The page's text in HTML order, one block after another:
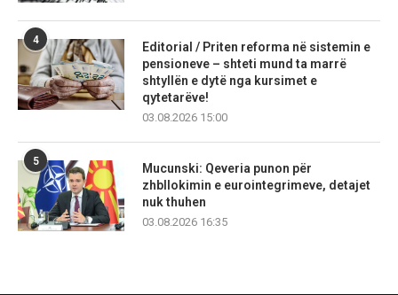
4
Editorial / Priten reforma në sistemin e
pensioneve – shteti mund ta marrë
shtyllën e dytë nga kursimet e
qytetarëve!
03.08.2026 15:00
5
Mucunski: Qeveria punon për
zhbllokimin e eurointegrimeve, detajet
nuk thuhen
03.08.2026 16:35